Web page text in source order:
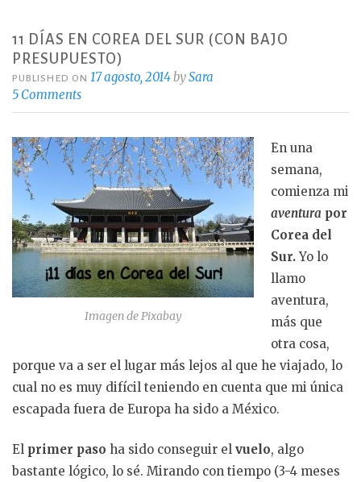
o
k
11 DÍAS EN COREA DEL SUR (CON BAJO
PRESUPUESTO)
PUBLISHED ON17 agosto, 2014bySara
5 Comments
Imagen de Pixabay
En una
semana,
comienza mi
aventura por
Corea del
Sur.Yo lo
llamo
aventura,
más que
otra cosa,
porque va a ser el lugar más lejos al que he viajado, lo
cual no es muy difícil teniendo en cuenta que mi única
escapada fuera de Europa ha sido a México.
El primer paso ha sido conseguir el vuelo, algo
bastante lógico, lo sé. Mirando con tiempo (3-4 meses